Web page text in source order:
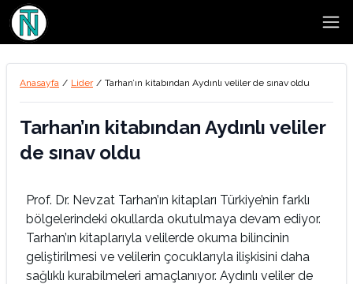
Anasayfa / Lider / Tarhan’ın kitabından Aydınlı veliler de sınav oldu
Tarhan’ın kitabından Aydınlı veliler
de sınav oldu
Prof. Dr. Nevzat Tarhan’ın kitapları Türkiye’nin farklı
bölgelerindeki okullarda okutulmaya devam ediyor.
Tarhan’ın kitaplarıyla velilerde okuma bilincinin
geliştirilmesi ve velilerin çocuklarıyla ilişkisini daha
sağlıklı kurabilmeleri amaçlanıyor. Aydınlı veliler de